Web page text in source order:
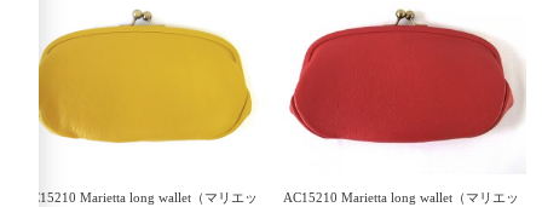
AC15210 Marietta long wallet（マリエッ
AC15210 Marietta long wallet（マリエッ